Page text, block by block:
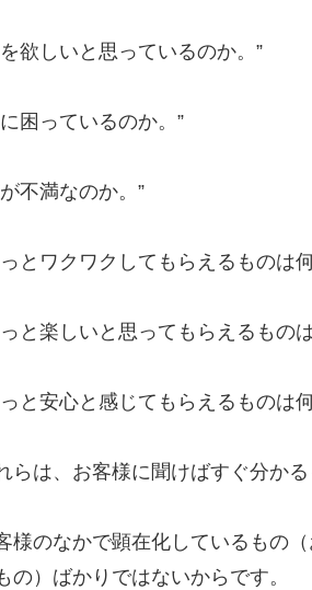
欲しいと思っているのか。”
困っているのか。”
不満なのか。”
とワクワクしてもらえるものは
と楽しいと思ってもらえるもの
と安心と感じてもらえるものは
らは、お客様に聞けばすぐ分か
様のなかで顕在化しているもの
の）ばかりではないからです。